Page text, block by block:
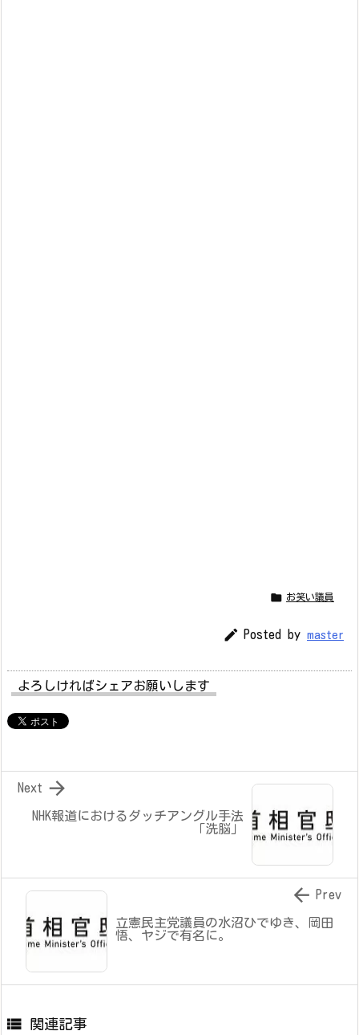
 お笑い議員
 Posted by master
よろしければシェアお願いします
NHK報道におけるダッチアングル手法
「洗脳」

Next
立憲民主党議員の水沼ひでゆき、岡田
悟、ヤジで有名に。
 Prev
 関連記事